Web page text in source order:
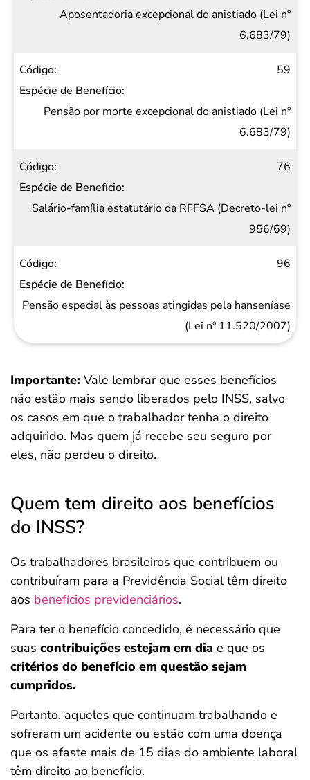
Aposentadoria excepcional do anistiado (Lei nº
6.683/79)
59
Pensão por morte excepcional do anistiado (Lei nº
6.683/79)
76
Salário-família estatutário da RFFSA (Decreto-lei nº
956/69)
96
Pensão especial às pessoas atingidas pela hanseníase
(Lei nº 11.520/2007)
Importante: Vale lembrar que esses benefícios
não estão mais sendo liberados pelo INSS, salvo
os casos em que o trabalhador tenha o direito
adquirido. Mas quem já recebe seu seguro por
eles, não perdeu o direito.
Quem tem direito aos benefícios
do INSS?
Os trabalhadores brasileiros que contribuem ou
contribuíram para a Previdência Social têm direito
aos benefícios previdenciários.
Para ter o benefício concedido, é necessário que
suas contribuições estejam em dia e que os
critérios do benefício em questão sejam
cumpridos.
Portanto, aqueles que continuam trabalhando e
sofreram um acidente ou estão com uma doença
que os afaste mais de 15 dias do ambiente laboral
têm direito ao benefício.